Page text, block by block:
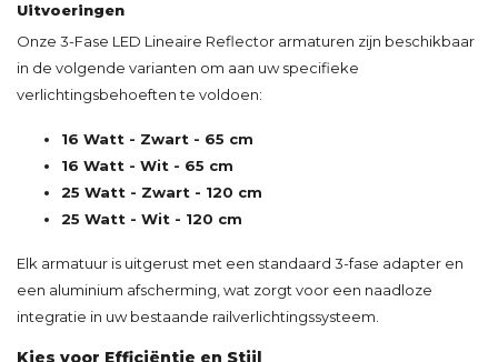
Uitvoeringen
Onze 3-Fase LED Lineaire Reflector armaturen zijn beschikbaar
in de volgende varianten om aan uw specifieke
verlichtingsbehoeften te voldoen:
16 Watt - Zwart - 65 cm
16 Watt - Wit - 65 cm
25 Watt - Zwart - 120 cm
25 Watt - Wit - 120 cm
Elk armatuur is uitgerust met een standaard 3-fase adapter en
een aluminium afscherming, wat zorgt voor een naadloze
integratie in uw bestaande railverlichtingssysteem.
Kies voor Efficiëntie en Stijl